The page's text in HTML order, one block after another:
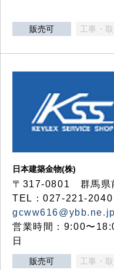
販売可 工事・
日本建築金物(株)
〒317‐0801 群馬県
TEL：027-221-
gcww616@ybb.ne.jp
営業時間：9:00〜
日
販売可 工事・